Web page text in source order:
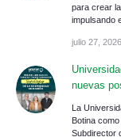
para crear
impulsando
julio 27, 2026
nuevas
La
Botina
Subdirector